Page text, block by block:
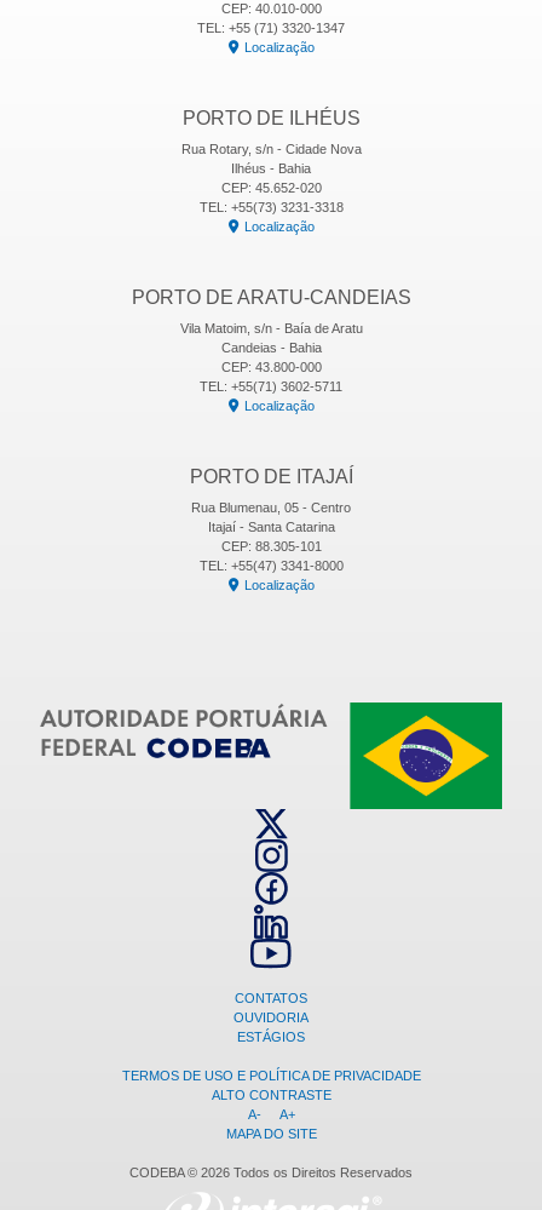
CEP: 40.010-000
TEL: +55 (71) 3320-1347
Localização
PORTO DE ILHÉUS
Rua Rotary, s/n - Cidade Nova
Ilhéus - Bahia
CEP: 45.652-020
TEL: +55(73) 3231-3318
Localização
PORTO DE ARATU-CANDEIAS
Vila Matoim, s/n - Baía de Aratu
Candeias - Bahia
CEP: 43.800-000
TEL: +55(71) 3602-5711
Localização
PORTO DE ITAJAÍ
Rua Blumenau, 05 - Centro
Itajaí - Santa Catarina
CEP: 88.305-101
TEL: +55(47) 3341-8000
Localização
CONTATOS
OUVIDORIA
ESTÁGIOS
TERMOS DE USO E POLÍTICA DE PRIVACIDADE
ALTO CONTRASTE
A-
A+
MAPA DO SITE
CODEBA © 2026 Todos os Direitos Reservados